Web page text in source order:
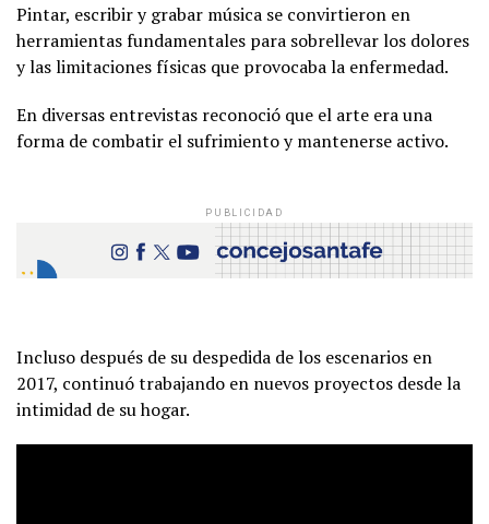
Pintar, escribir y grabar música se convirtieron en
herramientas fundamentales para sobrellevar los dolores
y las limitaciones físicas que provocaba la enfermedad.
En diversas entrevistas reconoció que el arte era una
forma de combatir el sufrimiento y mantenerse activo.
PUBLICIDAD
Incluso después de su despedida de los escenarios en
2017, continuó trabajando en nuevos proyectos desde la
intimidad de su hogar.